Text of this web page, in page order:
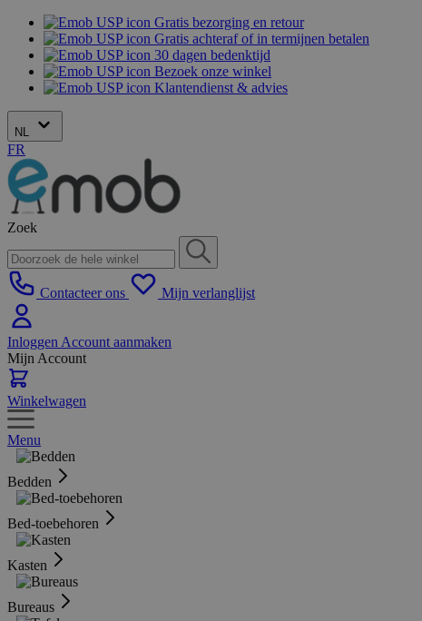
Gratis bezorging en retour
Gratis achteraf of in termijnen betalen
30 dagen bedenktijd
Bezoek onze winkel
Klantendienst & advies
NL
FR
Zoek
Contacteer ons Mijn verlanglijst
Inloggen Account aanmaken
Mijn Account
Winkelwagen
Menu
Bedden
Bed-toebehoren
Kasten
Bureaus